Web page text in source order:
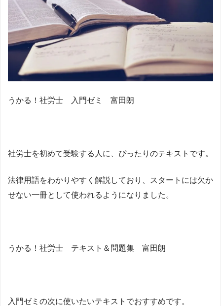
うかる！社労士 入門ゼミ 富田朗
社労士を初めて受験する人に、ぴったりのテキストです。
法律用語をわかりやすく解説しており、スタートには欠か
せない一冊として使われるようになりました。
うかる！社労士 テキスト＆問題集 富田朗
入門ゼミの次に使いたいテキストでおすすめです。